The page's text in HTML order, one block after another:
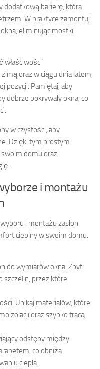
dodatkową barierę, która
W praktyce zamontuj
eliminując mostki
właściwości
oraz w ciągu dnia latem,
pozycji. Pamiętaj, aby
dobrze pokrywały okna, co
w czystości, aby
Dzięki tym prostym
domu oraz
i montażu
i montażu zasłon
cieplny w swoim domu.
do wymiarów okna. Zbyt
szczelin, przez które
Unikaj materiałów, które
oraz szybko tracą
odstępy między
co obniża
ciepła.